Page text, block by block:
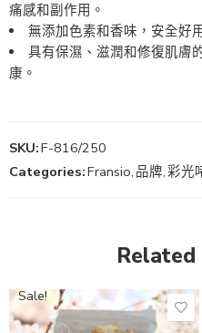
痛感和副作用。
無添加色素和香味，安全好
具有保濕、滋潤和修復肌膚
康。
SKU:F-816/250
Categories:Fransio, 品牌,彩光
Sale!